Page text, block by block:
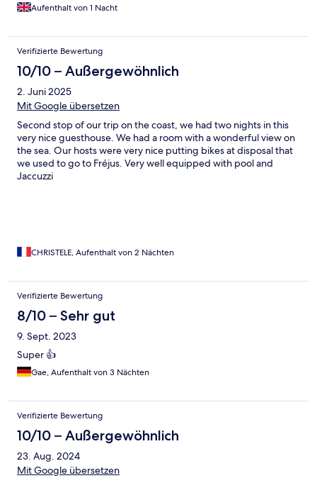
Aufenthalt von 1 Nacht
Verifizierte Bewertung
10/10 – Außergewöhnlich
2. Juni 2025
Mit Google übersetzen
Second stop of our trip on the coast, we had two nights in this
very nice guesthouse. We had a room with a wonderful view on
the sea. Our hosts were very nice putting bikes at disposal that
we used to go to Fréjus. Very well equipped with pool and
Jaccuzzi
CHRISTELE, Aufenthalt von 2 Nächten
Verifizierte Bewertung
8/10 – Sehr gut
9. Sept. 2023
Super 👍
Gae, Aufenthalt von 3 Nächten
Verifizierte Bewertung
10/10 – Außergewöhnlich
23. Aug. 2024
Mit Google übersetzen